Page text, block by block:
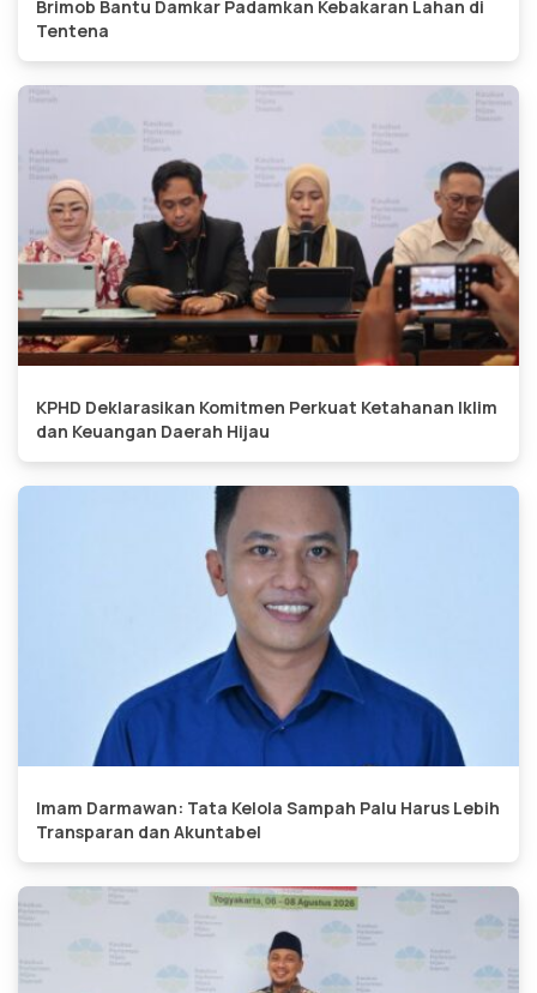
Brimob Bantu Damkar Padamkan Kebakaran Lahan di
Tentena
KPHD Deklarasikan Komitmen Perkuat Ketahanan Iklim
dan Keuangan Daerah Hijau
Imam Darmawan: Tata Kelola Sampah Palu Harus Lebih
Transparan dan Akuntabel